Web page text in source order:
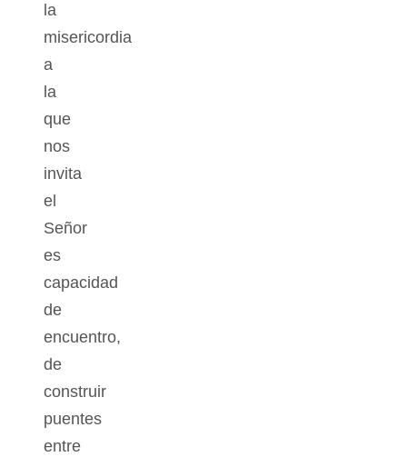
la
misericordia
a
la
que
nos
invita
el
Señor
es
capacidad
de
encuentro,
de
construir
puentes
entre